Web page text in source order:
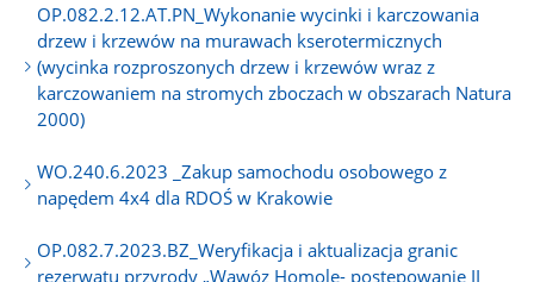
OP.082.2.12.AT.PN_Wykonanie wycinki i karczowania
drzew i krzewów na murawach kserotermicznych
(wycinka rozproszonych drzew i krzewów wraz z
karczowaniem na stromych zboczach w obszarach Natura
2000)
WO.240.6.2023 _Zakup samochodu osobowego z
napędem 4x4 dla RDOŚ w Krakowie
OP.082.7.2023.BZ_Weryfikacja i aktualizacja granic
rezerwatu przyrody „Wąwóz Homole- postępowanie II